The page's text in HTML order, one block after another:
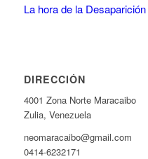
La hora de la Desaparición
DIRECCIÓN
4001 Zona Norte Maracaibo
Zulia, Venezuela
neomaracaibo@gmail.com
0414-6232171